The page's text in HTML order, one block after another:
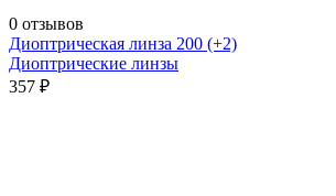
0 отзывов
Диоптрическая линза 200 (+2)
Диоптрические линзы
357 ₽